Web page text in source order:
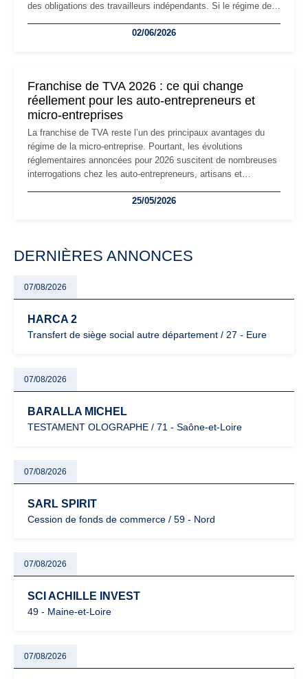
des obligations des travailleurs indépendants. Si le régime de
les auto-entrepreneurs devront s'adapter à un environnement
02/06/2026
Franchise de TVA 2026 : ce qui change
réellement pour les auto-entrepreneurs et
micro-entreprises
La franchise de TVA reste l’un des principaux avantages du
régime de la micro-entreprise. Pourtant, les évolutions
réglementaires annoncées pour 2026 suscitent de nombreuses
interrogations chez les auto-entrepreneurs, artisans et
facturation ou risque de bascule vers la TVA : les règles
25/05/2026
DERNIÈRES ANNONCES
07/08/2026
HARCA 2
Transfert de siège social autre département / 27 - Eure
07/08/2026
BARALLA MICHEL
TESTAMENT OLOGRAPHE / 71 - Saône-et-Loire
07/08/2026
SARL SPIRIT
Cession de fonds de commerce / 59 - Nord
07/08/2026
SCI ACHILLE INVEST
49 - Maine-et-Loire
07/08/2026